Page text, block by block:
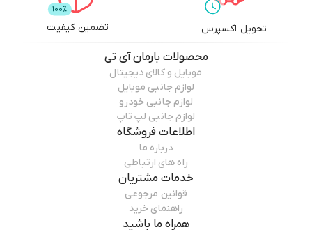
تحویل اکسپرس تضمین کیفیت
محصولات بارمان آی تی
موبایل و کالای دیجیتال
لوازم جانبی موبایل
لوازم جانبی خودرو
لوازم جانبی لپ تاپ
اطلاعات فروشگاه
درباره ما
راه های ارتباطی
خدمات مشتریان
قوانین مرجوعی
راهنمای خرید
همراه ما باشید